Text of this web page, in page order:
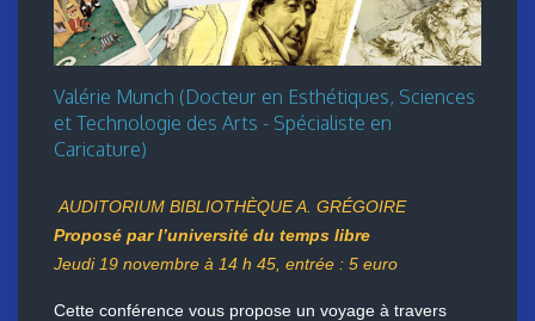
Valérie Munch (Docteur en Esthétiques, Sciences
et Technologie des Arts - Spécialiste en
Caricature)
AUDITORIUM BIBLIOTHÈQUE A. GRÉGOIRE
Proposé par l’université du temps libre
Jeudi 19 novembre à 14 h 45, entrée : 5 euro
Cette conférence vous propose un voyage à travers